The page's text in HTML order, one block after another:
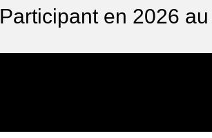
Participant en 2026